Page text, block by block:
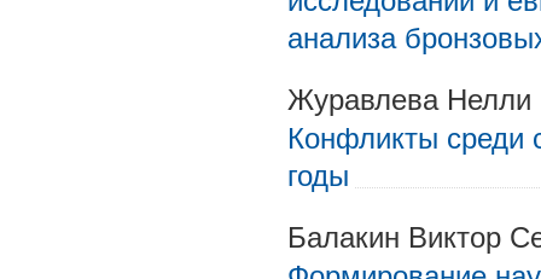
анализа
Журавлева Нелли
Конфликты среди
годы
Балакин Виктор